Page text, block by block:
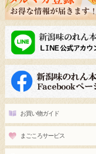
お買い物ガイド
まごころサービス